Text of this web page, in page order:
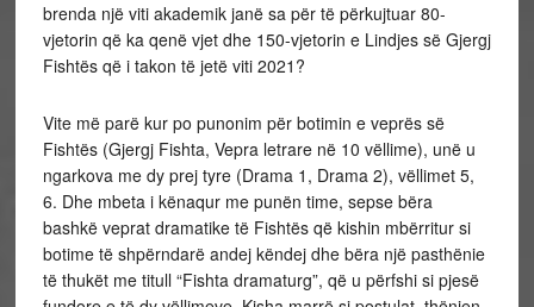
brenda një viti akademik janë sa për të përkujtuar 80-
vjetorin që ka qenë vjet dhe 150-vjetorin e Lindjes së Gjergj
Fishtës që i takon të jetë viti 2021?
Vite më parë kur po punonim për botimin e veprës së
Fishtës (Gjergj Fishta, Vepra letrare në 10 vëllime), unë u
ngarkova me dy prej tyre (Drama 1, Drama 2), vëllimet 5,
6. Dhe mbeta i kënaqur me punën time, sepse bëra
bashkë veprat dramatike të Fishtës që kishin mbërritur si
botime të shpërndarë andej këndej dhe bëra një pasthënie
të thukët me titull “Fishta dramaturg”, që u përfshi si pjesë